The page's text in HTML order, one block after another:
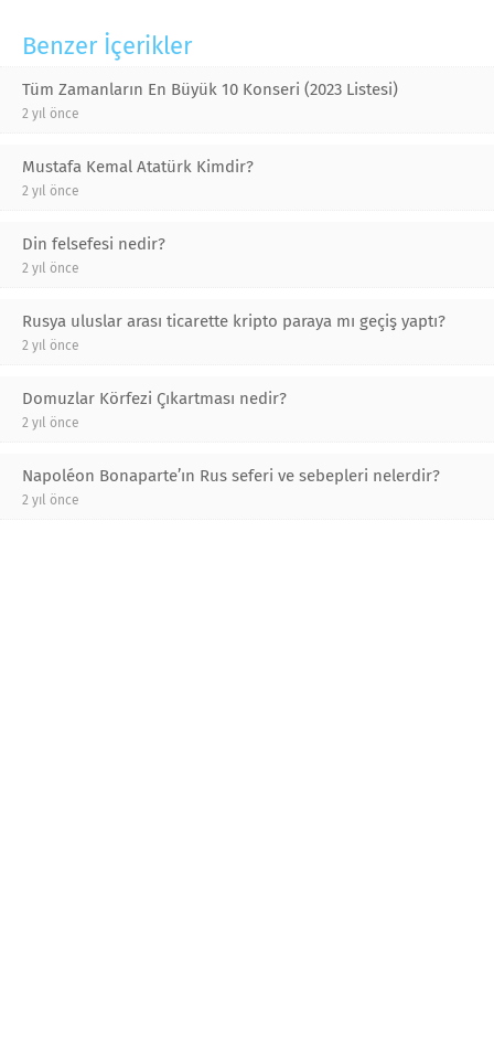
Benzer İçerikler
Tüm Zamanların En Büyük 10 Konseri (2023 Listesi)
2 yıl önce
Mustafa Kemal Atatürk Kimdir?
2 yıl önce
Din felsefesi nedir?
2 yıl önce
Rusya uluslar arası ticarette kripto paraya mı geçiş yaptı?
2 yıl önce
Domuzlar Körfezi Çıkartması nedir?
2 yıl önce
Napoléon Bonaparte’ın Rus seferi ve sebepleri nelerdir?
2 yıl önce